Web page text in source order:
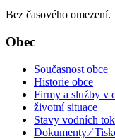
Bez časového omezení.
Obec
Současnost obce
Historie obce
Firmy a služby v
životní situace
Stavy vodních
Dokumenty ⁄